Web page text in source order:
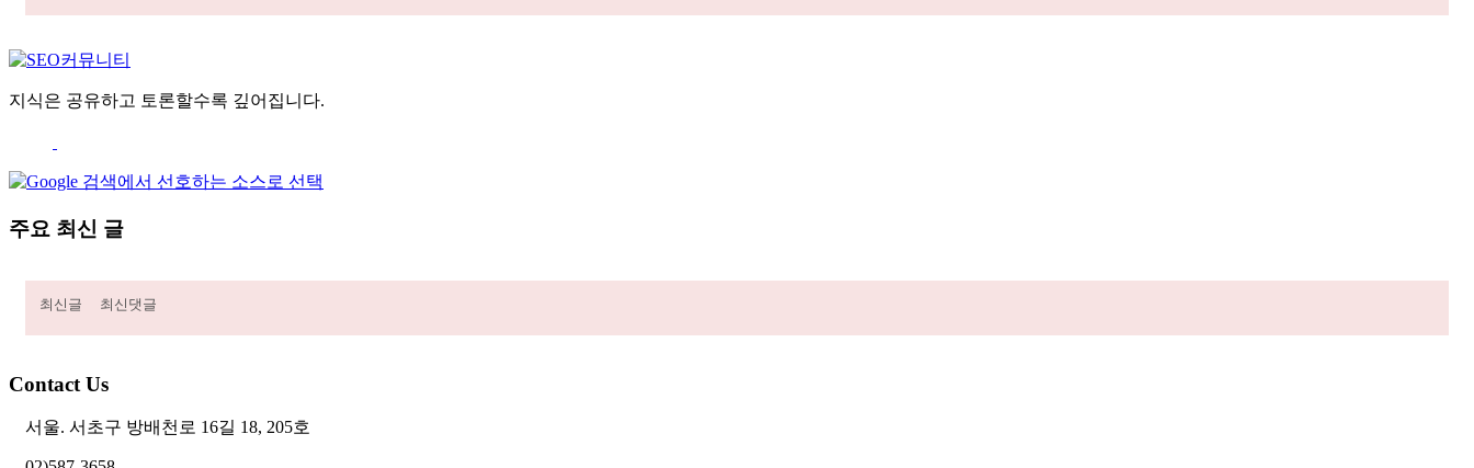
지식은 공유하고 토론할수록 깊어집니다.
주요 최신 글
최신글 최신댓글
Contact Us
서울. 서초구 방배천로 16길 18, 205호